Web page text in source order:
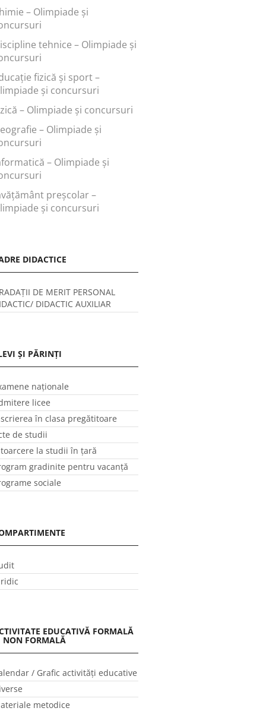
– Olimpiade și
tehnice – Olimpiade și
fizică şi sport –
și concursuri
– Olimpiade și concursuri
– Olimpiade și
– Olimpiade și
preşcolar –
și concursuri
DIDACTICE
DE MERIT PERSONAL
DIDACTIC AUXILIAR
ȘI PĂRINȚI
naționale
licee
în clasa pregătitoare
de studii
la studii în ţară
gradinite pentru vacanţă
sociale
EDUCATIVĂ FORMALĂ
NON FORMALĂ
/ Grafic activităţi educative
metodice